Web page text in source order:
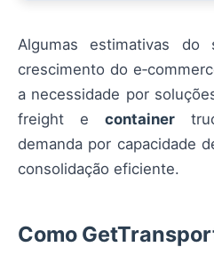
Algumas estimativas
crescimento do
a necessidade por
freight e container
demanda por capacidade
consolidação eficiente.
Como